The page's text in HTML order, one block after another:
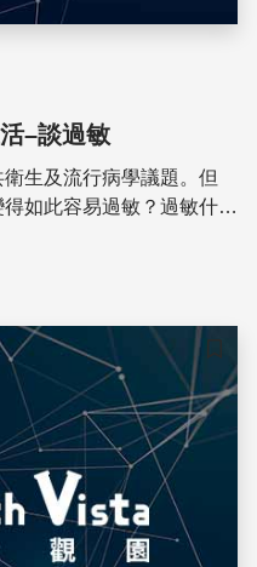
–談過敏
生及流行病學議題。但
如此容易過敏？過敏什麼
儲存